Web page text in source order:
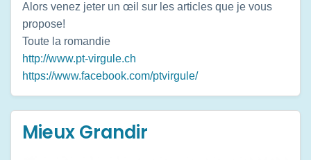
Alors venez jeter un œil sur les articles que je vous
propose!
Toute la romandie
http://www.pt-virgule.ch
https://www.facebook.com/ptvirgule/
Mieux Grandir